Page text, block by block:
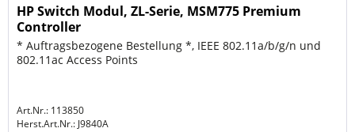
HP Switch Modul, ZL-Serie, MSM775 Premium
Controller
* Auftragsbezogene Bestellung *, IEEE 802.11a/b/g/n und
802.11ac Access Points
Art.Nr.: 113850
Herst.Art.Nr.:J9840A